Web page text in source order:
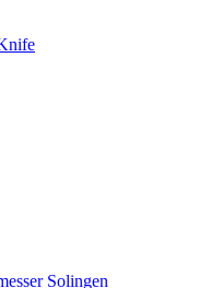
Solingen